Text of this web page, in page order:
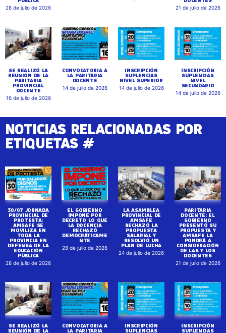
28 de julio de 2026 21 de julio de 2026
SE REALIZÓ LA
REUNIÓN DE LA
PARITARIA
PROVINCIAL
DOCENTE
16 de julio de 2026
CONVOCATORIA A
LA PARITARIA
DOCENTE
14 de julio de 2026
INSCRIPCIÓN
SUPLENCIAS
NIVEL SUPERIOR
14 de julio de 2026
INSCRIPCIÓN
SUPLENCIAS
NIVEL
SECUNDARIO
14 de julio de 2026
NOTICIAS RELACIONADAS POR
ETIQUETAS #
30/07 JORNADA
PROVINCIAL DE
PROTESTA:
AMSAFE SE
MOVILIZA EN
TODA LA
PROVINCIA EN
DEFENSA DE LA
EDUCACIÓN
PÚBLICA
28 de julio de 2026
EL GOBIERNO
IMPONE POR
DECRETO LO QUE
LA DOCENCIA
RECHAZÓ
DEMOCRÁTICAME
NTE
28 de julio de 2026
LA ASAMBLEA
PROVINCIAL DE
AMSAFE
RECHAZÓ LA
PROPUESTA
SALARIAL Y
RESOLVIÓ UN
PLAN DE LUCHA
24 de julio de 2026
PARITARIA
DOCENTE: EL
GOBIERNO
PRESENTÓ SU
PROPUESTA Y
AMSAFE LA
PONDRÁ A
CONSIDERACIÓN
DE LAS Y LOS
DOCENTES
21 de julio de 2026
SE REALIZÓ LA
REUNIÓN DE LA
CONVOCATORIA A
LA PARITARIA
INSCRIPCIÓN
SUPLENCIAS
INSCRIPCIÓN
SUPLENCIAS